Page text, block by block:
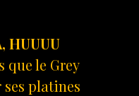
HUUUU
que le Grey
platines